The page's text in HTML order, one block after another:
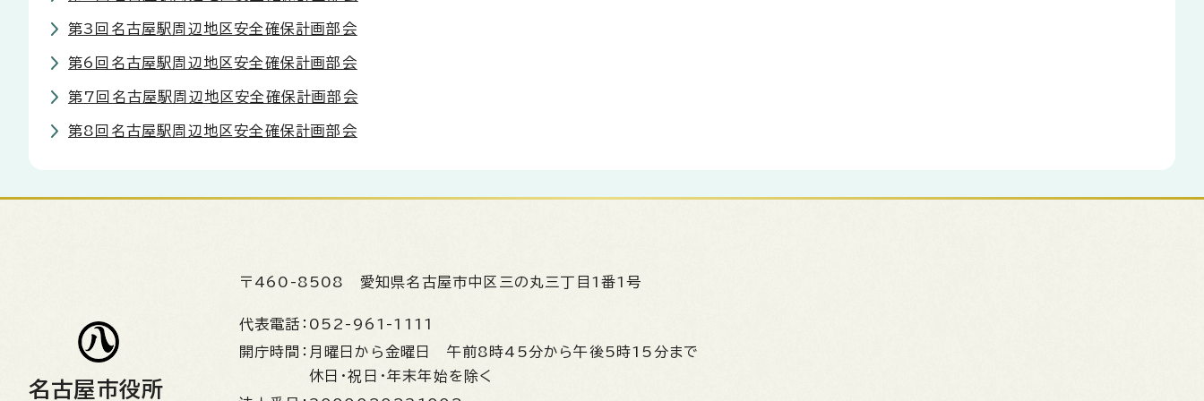
第3回名古屋駅周辺地区安全確保計画部会
第6回名古屋駅周辺地区安全確保計画部会
第7回名古屋駅周辺地区安全確保計画部会
第8回名古屋駅周辺地区安全確保計画部会
名古屋市役所
〒460-8508 愛知県名古屋市中区三の丸三丁目1番1号
代表電話： 052-961-1111
開庁時間： 月曜日から金曜日 午前8時45分から午後5時15分まで
休日・祝日・年末年始を除く